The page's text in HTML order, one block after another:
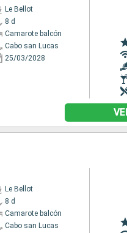
Le Bellot
8 d
Camarote balcón
Cabo san Lucas
25/03/2028
Le Bellot
8 d
Camarote balcón
Cabo san Lucas